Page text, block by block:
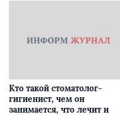
Кто такой стоматолог-
гигиенист, чем он
занимается, что лечит и